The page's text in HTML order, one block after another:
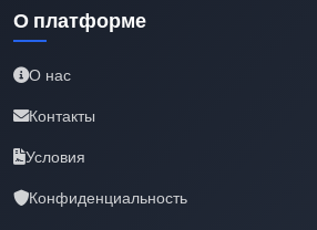
О платформе
О нас
Контакты
Условия
Конфиденциальность